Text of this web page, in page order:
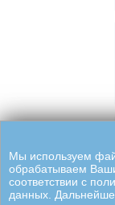
Мы используем
обрабатываем
соответствии с
данных.